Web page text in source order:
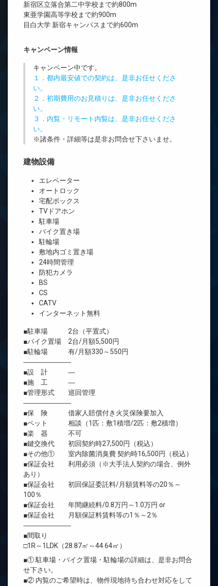
新宿区立落合第二中学校まで約800m
東亜学園高等学校まで約900m
目白大学 新宿キャンパスまで約600m
キャンペーン情報
キャンペーン中です。
１．都内最安値での契約は、是非お任せくださ
い。
２．初期費用のお見積りは、是非お任せくださ
い。
３．内覧・リモート内覧は、是非お任せくださ
い。
※諸条件・詳細等は是非お問合せ下さいませ。
建物設備
エレベーター
オートロック
宅配ボックス
TVドアホン
駐車場
バイク置き場
駐輪場
敷地内ゴミ置き場
24時間管理
防犯カメラ
BS
CS
CATV
インターネット無料
■駐車場 2台（平置式）
■バイク置場 2台/月額5,500円
■駐輪場 有/月額330～550円
―――――――
■設 計 ―
■施 工 ―
■管理形式 巡回管理
―――――――
■保 険 借家人賠償付き火災保険要加入
■ペット 相談（1匹：敷1積増/2匹：敷2積増）
■楽 器 不可
■鍵交換代 初回契約時27,500円（税込）
■その他① 室内除菌消臭費 契約時16,500円（税込）
■保証会社 利用必須（※大手法人契約の場合、例外
あり）
■保証会社 初回保証委託料/月額賃料等の20％～
100％
■保証会社 年間継続料/0.8万円～1.0万円 or
■保証会社 月額保証料賃料等の1％～2％
―――――――
■間取り
□1R～1LDK（28.87㎡～44.64㎡）
■① 駐車場・バイク置場・駐輪場の詳細は、是非お問合
せ下さい。
■② 内覧のご希望時は、物件現地待ち合わせ対応をして